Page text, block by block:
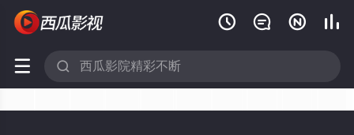
   
 